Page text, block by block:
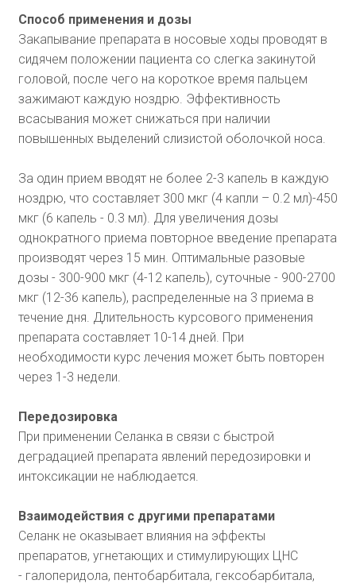
Способ применения и дозы
Закапывание препарата в носовые ходы проводят в
сидячем положении пациента со слегка закинутой
головой, после чего на короткое время пальцем
зажимают каждую ноздрю. Эффективность
всасывания может снижаться при наличии
повышенных выделений слизистой оболочкой носа.
За один прием вводят не более 2-3 капель в каждую
ноздрю, что составляет 300 мкг (4 капли – 0.2 мл)-450
мкг (6 капель - 0.3 мл). Для увеличения дозы
однократного приема повторное введение препарата
производят через 15 мин. Оптимальные разовые
дозы - 300-900 мкг (4-12 капель), суточные - 900-2700
мкг (12-36 капель), распределенные на 3 приема в
течение дня. Длительность курсового применения
препарата составляет 10-14 дней. При
необходимости курс лечения может быть повторен
через 1-3 недели.
Передозировка
При применении Селанка в связи с быстрой
деградацией препарата явлений передозировки и
интоксикации не наблюдается.
Взаимодействия с другими препаратами
Селанк не оказывает влияния на эффекты
препаратов, угнетающих и стимулирующих ЦНС
- галоперидола, пентобарбитала, гексобарбитала,